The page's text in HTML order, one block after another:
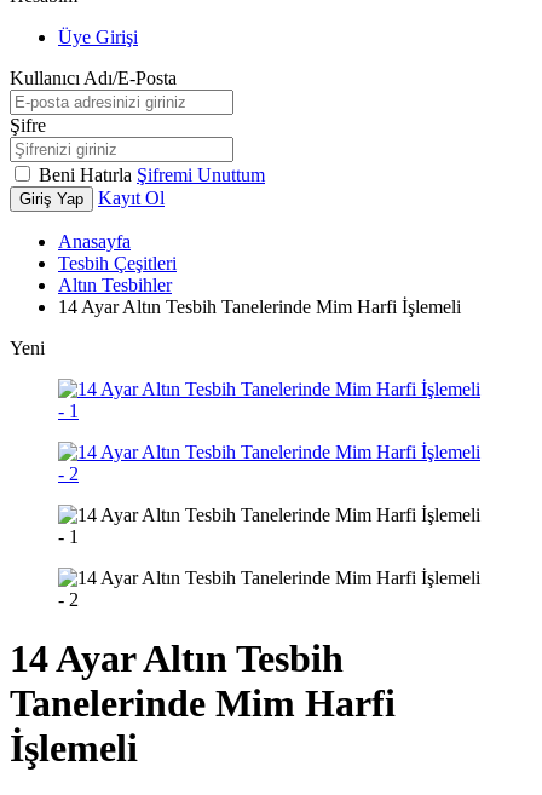
Üye Girişi
Kullanıcı Adı/E-Posta
Şifre
Beni Hatırla Şifremi Unuttum
Giriş Yap Kayıt Ol
Anasayfa
Tesbih Çeşitleri
Altın Tesbihler
14 Ayar Altın Tesbih Tanelerinde Mim Harfi İşlemeli
Yeni
14 Ayar Altın Tesbih
Tanelerinde Mim Harfi
İşlemeli